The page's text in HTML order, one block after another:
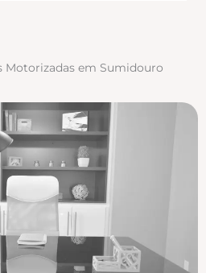
Motorizadas em Sumidouro